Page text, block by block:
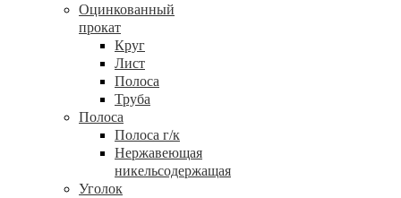
Оцинкованный
прокат
Круг
Лист
Полоса
Труба
Полоса
Полоса г/к
Нержавеющая
никельсодержащая
Уголок